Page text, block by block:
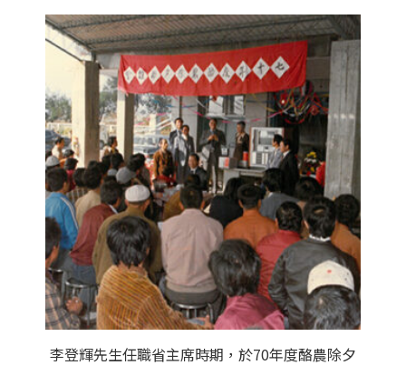
李登輝先生任職省主席時期，於70年度酪農除夕